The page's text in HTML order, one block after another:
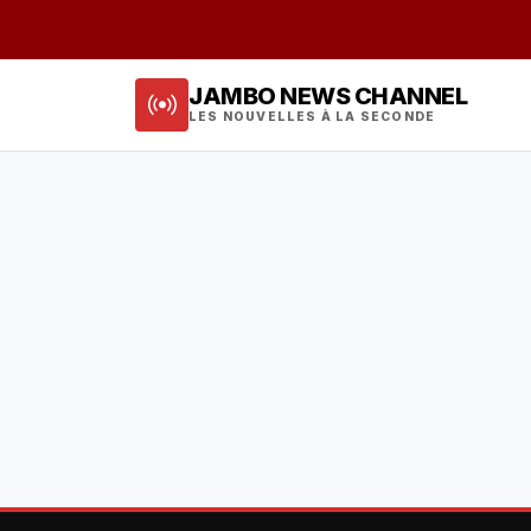
JAMBO NEWS CHANNEL
LES NOUVELLES À LA SECONDE